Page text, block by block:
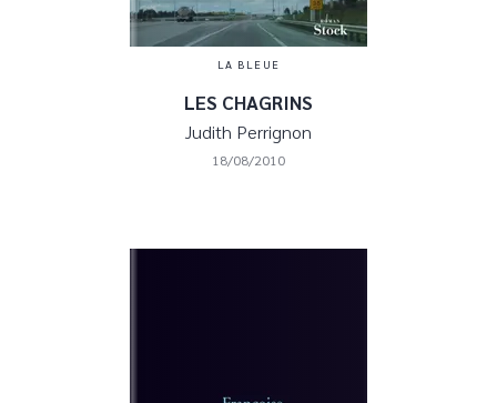
LA BLEUE
LES CHAGRINS
Judith Perrignon
18/08/2010